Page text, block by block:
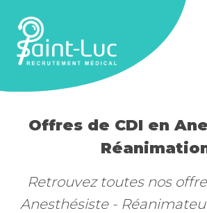
Offres de CDI en
Retrouvez toutes nos
Anesthésiste -